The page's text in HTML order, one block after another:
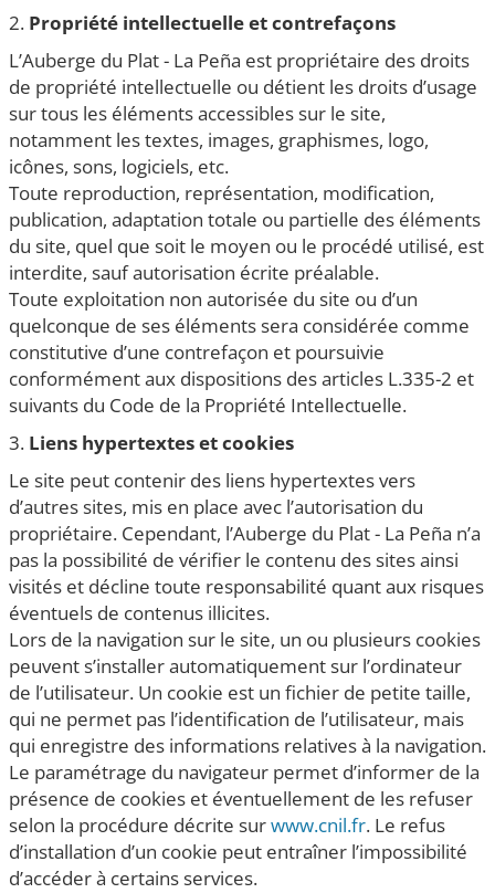
2. Propriété intellectuelle et contrefaçons
L’Auberge du Plat - La Peña est propriétaire des droits
de propriété intellectuelle ou détient les droits d’usage
sur tous les éléments accessibles sur le site,
notamment les textes, images, graphismes, logo,
icônes, sons, logiciels, etc.
Toute reproduction, représentation, modification,
publication, adaptation totale ou partielle des éléments
du site, quel que soit le moyen ou le procédé utilisé, est
interdite, sauf autorisation écrite préalable.
Toute exploitation non autorisée du site ou d’un
quelconque de ses éléments sera considérée comme
constitutive d’une contrefaçon et poursuivie
conformément aux dispositions des articles L.335-2 et
suivants du Code de la Propriété Intellectuelle.
3. Liens hypertextes et cookies
Le site peut contenir des liens hypertextes vers
d’autres sites, mis en place avec l’autorisation du
propriétaire. Cependant, l’Auberge du Plat - La Peña n’a
pas la possibilité de vérifier le contenu des sites ainsi
visités et décline toute responsabilité quant aux risques
éventuels de contenus illicites.
Lors de la navigation sur le site, un ou plusieurs cookies
peuvent s’installer automatiquement sur l’ordinateur
de l’utilisateur. Un cookie est un fichier de petite taille,
qui ne permet pas l’identification de l’utilisateur, mais
qui enregistre des informations relatives à la navigation.
Le paramétrage du navigateur permet d’informer de la
présence de cookies et éventuellement de les refuser
selon la procédure décrite surwww.cnil.fr. Le refus
d’installation d’un cookie peut entraîner l’impossibilité
d’accéder à certains services.